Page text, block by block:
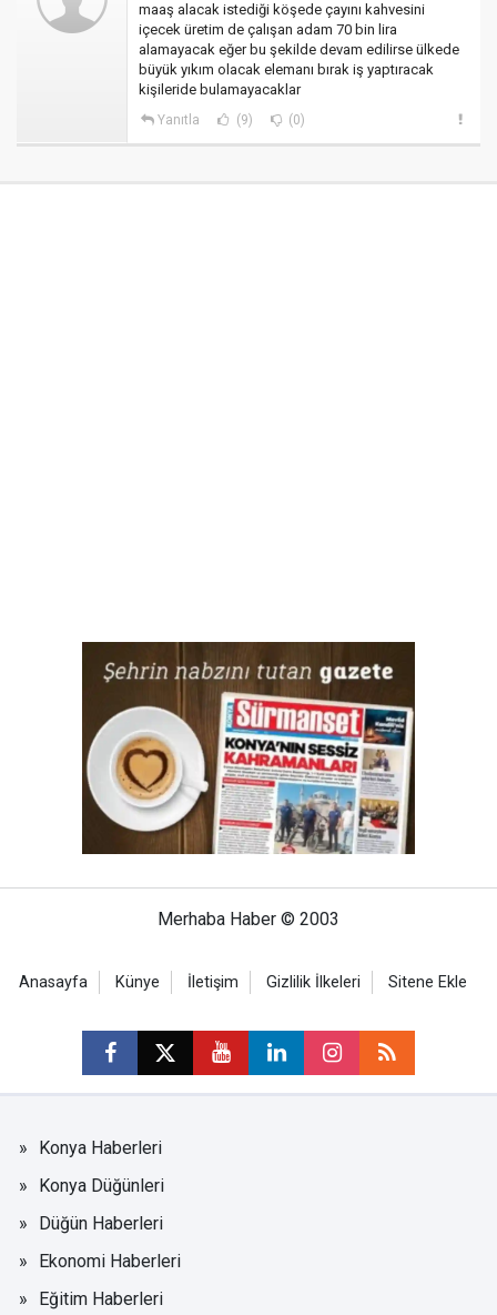
maaş alacak istediği köşede çayını kahvesini
içecek üretim de çalışan adam 70 bin lira
alamayacak eğer bu şekilde devam edilirse ülkede
büyük yıkım olacak elemanı bırak iş yaptıracak
kişileride bulamayacaklar
Yanıtla (9) (0)
Merhaba Haber © 2003
Anasayfa Künye İletişim Gizlilik İlkeleri Sitene Ekle
Konya Haberleri
Konya Düğünleri
Düğün Haberleri
Ekonomi Haberleri
Eğitim Haberleri